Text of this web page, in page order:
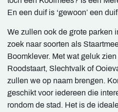
En een duif is ‘gewoon’ een
We zullen ook de grote parken
zoek naar soorten als
Boomklever. Met wat geluk
Roodstaart, Slechtvalk of
zullen we op naam brengen.
geschikt voor iedereen die
rondom de stad. Het is de